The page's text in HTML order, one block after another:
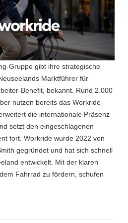
Gruppe gibt ihre strategische
Marktführer für
Benefit, bekannt. Rund 2.000
nutzen bereits das Workride-
die internationale Präsenz
setzt den eingeschlagenen
fort. Workride wurde 2022 von
gegründet und hat sich schnell
entwickelt. Mit der klaren
Fahrrad zu fördern, schufen